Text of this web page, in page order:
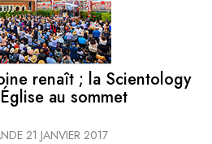
renaît ; la Scientology
au sommet
21 JANVIER 2017